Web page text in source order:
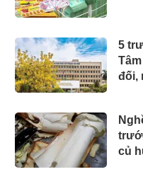
5
đối,
củ